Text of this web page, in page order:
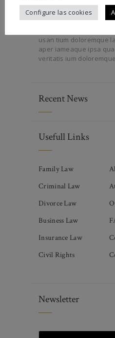
usan tium doloremque
aper iameaque ipsa
veritatis ium doloremque
Recent News
Usefull Links
Family Law
Criminal Law
Divorce Law
Business Law
Insurance Law
Civil Rights
Newsletter
Configure las cookies